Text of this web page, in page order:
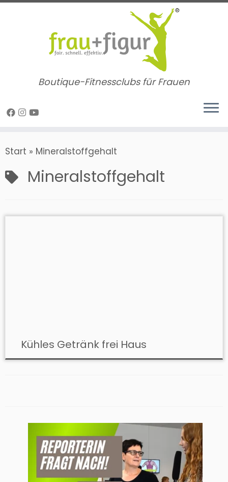
Zum
Boutique-Fitnessclubs für Frauen
Start » Mineralstoffgehalt
Mineralstoffgehalt
Kühles Getränk frei Haus